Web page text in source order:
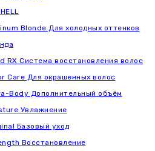
Blonde Для холодных оттенков
RX Система восстановления волос
Care Для окрашенных волос
Body Дополнительный объём
Увлажнение
Базовый уход
Восстановление